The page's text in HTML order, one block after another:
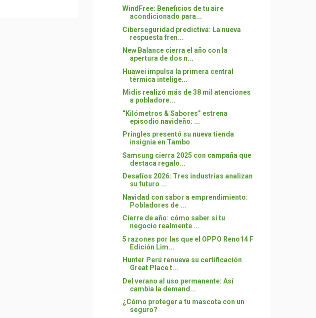
WindFree: Beneficios de tu aire
acondicionado para...
Ciberseguridad predictiva: La nueva
respuesta fren...
New Balance cierra el año con la
apertura de dos n...
Huawei impulsa la primera central
térmica intelige...
Midis realizó más de 38 mil atenciones
a pobladore...
“Kilómetros & Sabores” estrena
episodio navideño: ...
Pringles presentó su nueva tienda
insignia en Tambo
Samsung cierra 2025 con campaña que
destaca regalo...
Desafíos 2026: Tres industrias analizan
su futuro ...
Navidad con sabor a emprendimiento:
Pobladores de ...
Cierre de año: cómo saber si tu
negocio realmente ...
5 razones por las que el OPPO Reno14 F
Edición Lim...
Hunter Perú renueva su certificación
Great Place t...
Del verano al uso permanente: Así
cambia la demand...
¿Cómo proteger a tu mascota con un
seguro?